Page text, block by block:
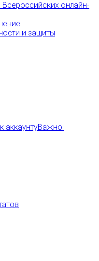
онлайн-
и защиты
аккаунтуВажно!